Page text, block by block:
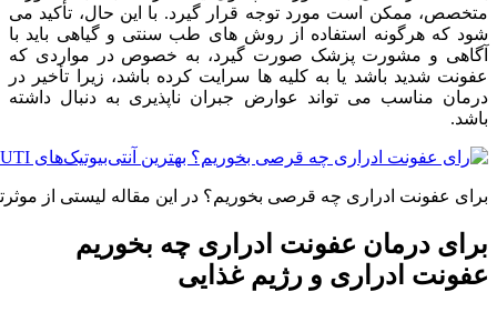
متخصص، ممکن است مورد توجه قرار گیرد. با این حال، تأکید می
شود که هرگونه استفاده از روش های طب سنتی و گیاهی باید با
آگاهی و مشورت پزشک صورت گیرد، به خصوص در مواردی که
عفونت شدید باشد یا به کلیه ها سرایت کرده باشد، زیرا تأخیر در
درمان مناسب می تواند عوارض جبران ناپذیری به دنبال داشته
باشد.
برای عفونت ادراری چه قرصی بخوریم؟ در این مقاله لیستی از
برای درمان عفونت ادراری چه بخوریم
عفونت ادراری و رژیم غذایی